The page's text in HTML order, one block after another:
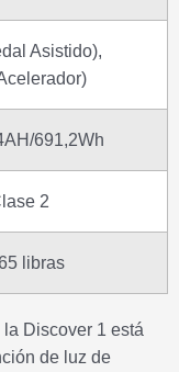
Asistido),
691,2Wh
2
libras
Discover 1 está
de luz de